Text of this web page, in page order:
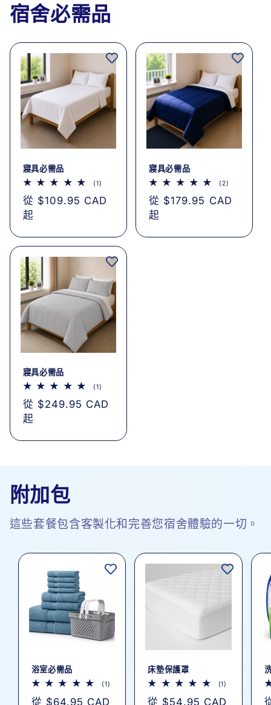
宿舍必需品
寢具必需品
(1)
論
定
價
從 $109.95 CAD
起
寢具必需品
(2)
論
定
價
從 $179.95 CAD
起
寢具必需品
(1)
論
定
價
從 $249.95 CAD
起
附加包
這些套餐包含客製化和完善您宿舍體驗的一切。
浴室必需品
(1)
定
從 $64.95 CAD
床墊保護罩
(1)
定
從 $54.95 CAD